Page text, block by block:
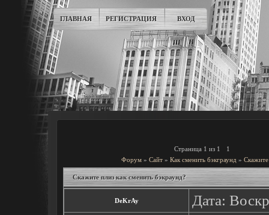
ГЛАВНАЯ РЕГИСТРАЦИЯ ВХОД
Страница 1 из 1
1
Форум » Сайт » Как сменить бэкграунд » Скажите
Скажите плиз как сменить бэкраунд?
DeKrAy Дата: